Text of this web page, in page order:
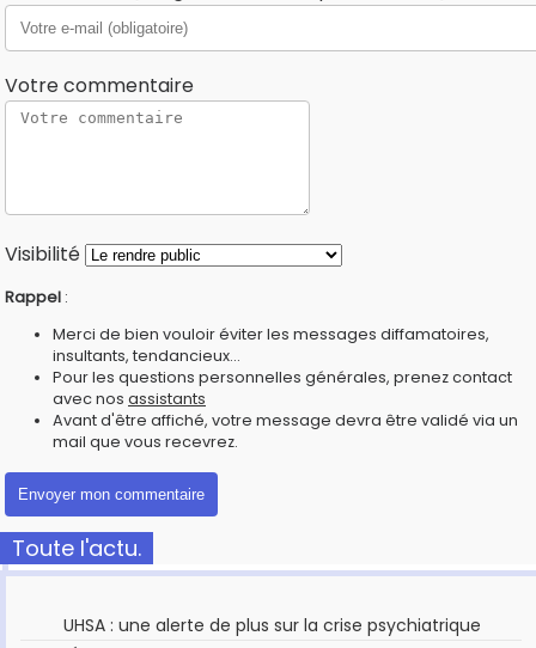
Votre commentaire
Visibilité
Rappel :
Merci de bien vouloir éviter les messages diffamatoires,
insultants, tendancieux...
Pour les questions personnelles générales, prenez contact
avec nos assistants
Avant d'être affiché, votre message devra être validé via un
mail que vous recevrez.
Toute l'actu.
UHSA : une alerte de plus sur la crise psychiatrique